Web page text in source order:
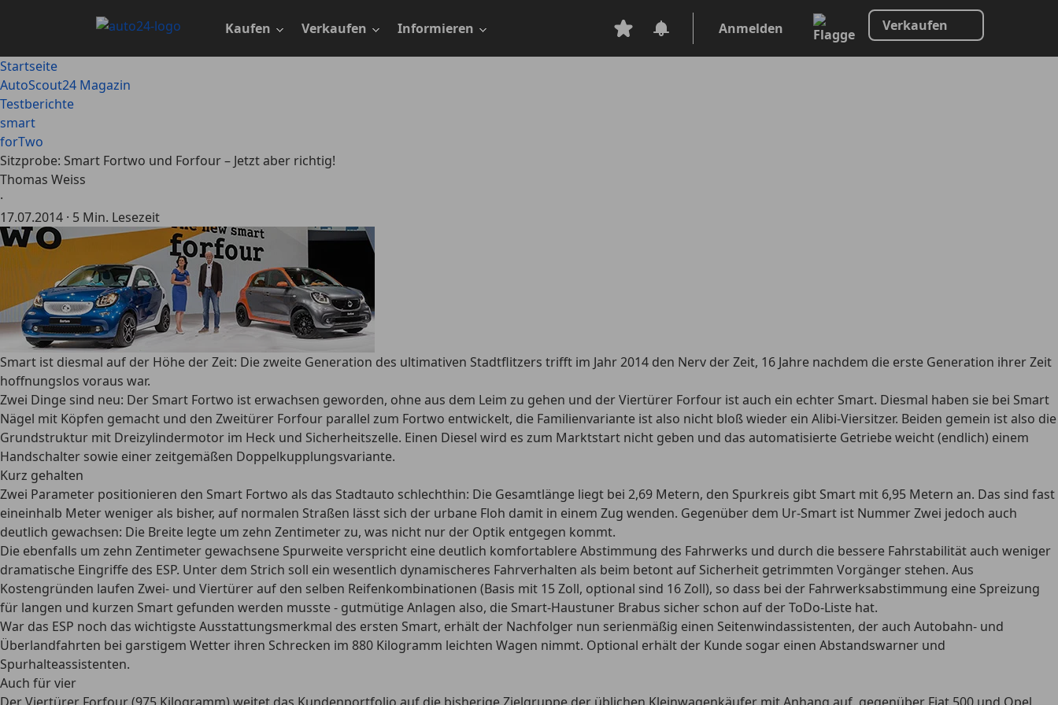
Kaufen Verkaufen Informieren Anmelden Verkaufen
Startseite
AutoScout24 Magazin
Testberichte
smart
forTwo
Sitzprobe: Smart Fortwo und Forfour – Jetzt aber richtig!
Thomas Weiss
·
17.07.2014 · 5 Min. Lesezeit
Smart ist diesmal auf der Höhe der Zeit: Die zweite Generation des ultimativen Stadtflitzers trifft im Jahr 2014 den Nerv der Zeit, 16 Jahre nachdem die erste Generation ihrer Zeit
hoffnungslos voraus war.
Zwei Dinge sind neu: Der Smart Fortwo ist erwachsen geworden, ohne aus dem Leim zu gehen und der Viertürer Forfour ist auch ein echter Smart. Diesmal haben sie bei Smart
Nägel mit Köpfen gemacht und den Zweitürer Forfour parallel zum Fortwo entwickelt, die Familienvariante ist also nicht bloß wieder ein Alibi-Viersitzer. Beiden gemein ist also die
Grundstruktur mit Dreizylindermotor im Heck und Sicherheitszelle. Einen Diesel wird es zum Marktstart nicht geben und das automatisierte Getriebe weicht (endlich) einem
Handschalter sowie einer zeitgemäßen Doppelkupplungsvariante.
Kurz gehalten
Zwei Parameter positionieren den Smart Fortwo als das Stadtauto schlechthin: Die Gesamtlänge liegt bei 2,69 Metern, den Spurkreis gibt Smart mit 6,95 Metern an. Das sind fast
eineinhalb Meter weniger als bisher, auf normalen Straßen lässt sich der urbane Floh damit in einem Zug wenden. Gegenüber dem Ur-Smart ist Nummer Zwei jedoch auch
deutlich gewachsen: Die Breite legte um zehn Zentimeter zu, was nicht nur der Optik entgegen kommt.
Die ebenfalls um zehn Zentimeter gewachsene Spurweite verspricht eine deutlich komfortablere Abstimmung des Fahrwerks und durch die bessere Fahrstabilität auch weniger
dramatische Eingriffe des ESP. Unter dem Strich soll ein wesentlich dynamischeres Fahrverhalten als beim betont auf Sicherheit getrimmten Vorgänger stehen. Aus
Kostengründen laufen Zwei- und Viertürer auf den selben Reifenkombinationen (Basis mit 15 Zoll, optional sind 16 Zoll), so dass bei der Fahrwerksabstimmung eine Spreizung
für langen und kurzen Smart gefunden werden musste - gutmütige Anlagen also, die Smart-Haustuner Brabus sicher schon auf der ToDo-Liste hat.
War das ESP noch das wichtigste Ausstattungsmerkmal des ersten Smart, erhält der Nachfolger nun serienmäßig einen Seitenwindassistenten, der auch Autobahn- und
Überlandfahrten bei garstigem Wetter ihren Schrecken im 880 Kilogramm leichten Wagen nimmt. Optional erhält der Kunde sogar einen Abstandswarner und
Spurhalteassistenten.
Auch für vier